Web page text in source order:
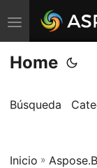
A
l
t
r
r
Home
Búsqueda
Inicio »